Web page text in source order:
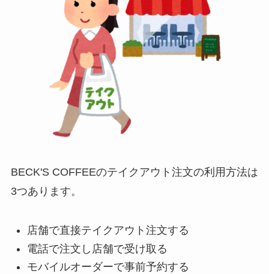
BECK'S COFFEEのテイクアウト注文の利用方法は
3つあります。
店舗で直接テイクアウト注文する
電話で注文し店舗で受け取る
モバイルオーダーで事前予約する